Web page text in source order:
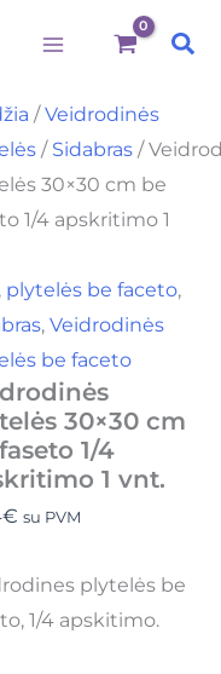
/Veidrodinės
/ Sidabras /
30×30 cm be
1/4 apskritimo 1
, plytelės be faceto,
,Veidrodinės
be faceto
30×30 cm
1/4
1 vnt.
€ su PVM
plytelės be
1/4 apskitimo.